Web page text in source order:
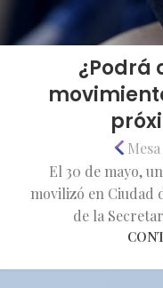
¿Podrá
El 30 de mayo,
movilizó en Ciudad
de la